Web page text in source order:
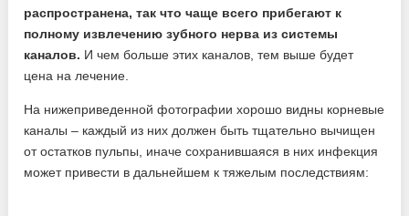
распространена, так что чаще всего прибегают к
полному извлечению зубного нерва из системы
каналов. И чем больше этих каналов, тем выше будет
цена на лечение.
На нижеприведенной фотографии хорошо видны корневые
каналы – каждый из них должен быть тщательно вычищен
от остатков пульпы, иначе сохранившаяся в них инфекция
может привести в дальнейшем к тяжелым последствиям: